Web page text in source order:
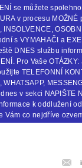
se můžete
v procesu MOŽNÉ
s VYMAHAČI a
DNES službu
Pro Vaše OTÁZKY:
TELEFONNÍ
v sekci NAPIŠTE
k oddlužení
Vám co nejdříve